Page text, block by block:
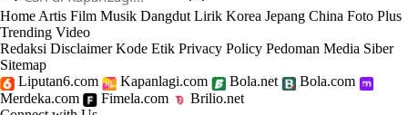
Home Artis Film Musik Dangdut Lirik Korea Jepang China Foto Plus
Trending Video
Redaksi Disclaimer Kode Etik Privacy Policy Pedoman Media Siber
Sitemap
Liputan6.com
Kapanlagi.com Bola.net
Bola.com
Merdeka.com
Fimela.com
Brilio.net